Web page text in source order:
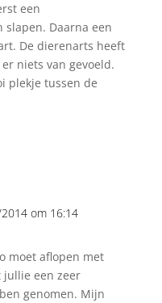
een
slapen. Daarna een
De dierenarts heeft
niets van gevoeld.
plekje tussen de
om 16:14
moet aflopen met
jullie een zeer
genomen. Mijn